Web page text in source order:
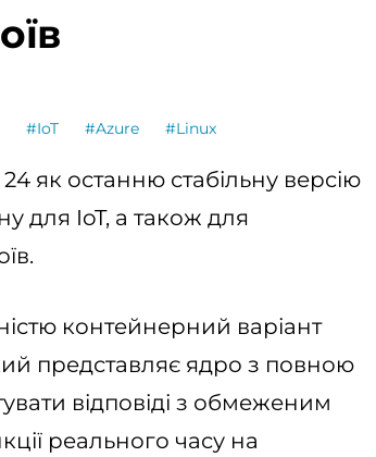
#IoT #Azure #Linux
як останню стабільну версію
для IoT, а також для
контейнерний варіант
представляє ядро ​​з повною
відповіді з обмеженим
реального часу на